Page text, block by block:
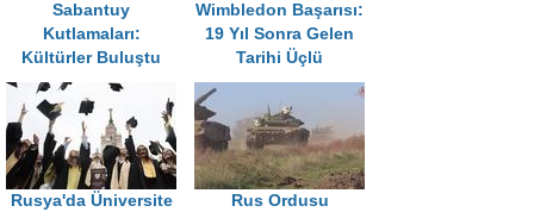
Sabantuy
Kutlamaları:
Kültürler Buluştu
Wimbledon Başarısı:
19 Yıl Sonra Gelen
Tarihi Üçlü
Rusya'da Üniversite
Rus Ordusu